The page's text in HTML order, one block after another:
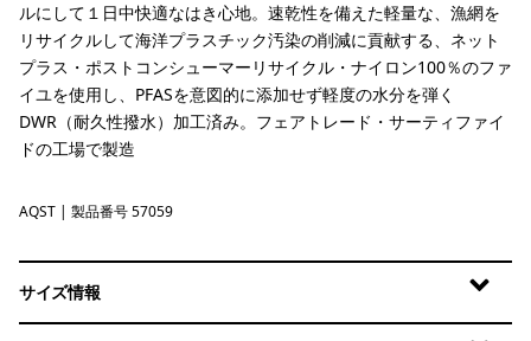
ルにして１日中快適なはき心地。速乾性を備えた軽量な、漁網を
リサイクルして海洋プラスチック汚染の削減に貢献する、ネット
プラス・ポストコンシューマーリサイクル・ナイロン100％のファ
イユを使用し、PFASを意図的に添加せず軽度の水分を弾く
DWR（耐久性撥水）加工済み。フェアトレード・サーティファイ
ドの工場で製造
Aqua Stone
AQST | 製品番号 57059
サイズ情報